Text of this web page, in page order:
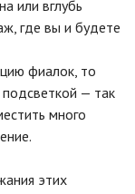
или вглубь
где вы и будете
фиалок, то
— так
много
этих